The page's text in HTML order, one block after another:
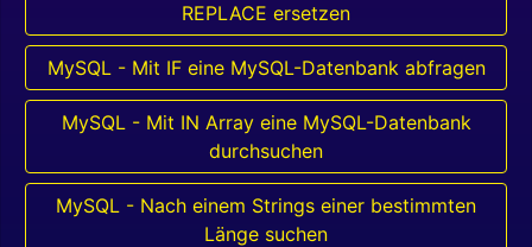
REPLACE ersetzen
MySQL - Mit IF eine MySQL-Datenbank abfragen
MySQL - Mit IN Array eine MySQL-Datenbank
durchsuchen
MySQL - Nach einem Strings einer bestimmten
Länge suchen